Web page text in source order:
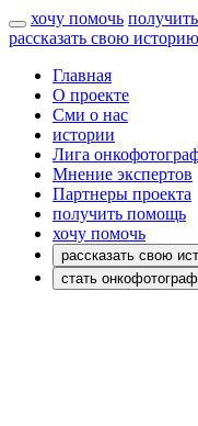
хочу помочь
рассказать свою историю
Главная
О проекте
Сми о нас
истории
Лига
Мнение экспертов
Партнеры проекта
получить помощь
хочу помочь
рассказать свою
стать